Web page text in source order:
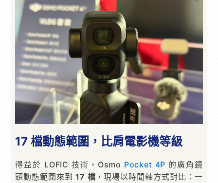
17 檔動態範圍，比肩電影機等級
得益於 LOFIC 技術，Osmo Pocket 4P 的廣角鏡
頭動態範圍來到 17 檔 ，現場以時間軸方式對比：一